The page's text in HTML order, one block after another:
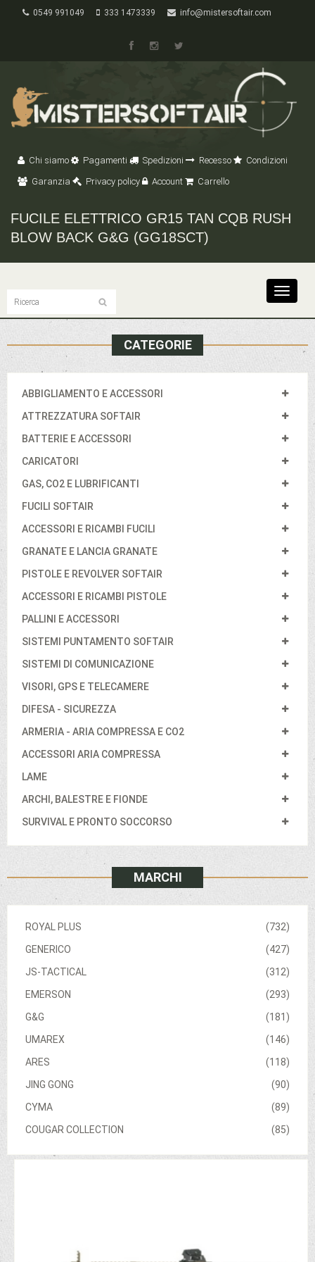
0549 991049 333 1473339 info@mistersoftair.com
Chi siamo Pagamenti Spedizioni Recesso
Condizioni
Garanzia
Privacy policy Account Carrello
FUCILE ELETTRICO GR15 TAN CQB RUSH
BLOW BACK G&G (GG18SCT)
Toggle
CATEGORIE
ABBIGLIAMENTO E ACCESSORI
ATTREZZATURA SOFTAIR
BATTERIE E ACCESSORI
CARICATORI
GAS, CO2 E LUBRIFICANTI
FUCILI SOFTAIR
ACCESSORI E RICAMBI FUCILI
GRANATE E LANCIA GRANATE
PISTOLE E REVOLVER SOFTAIR
ACCESSORI E RICAMBI PISTOLE
PALLINI E ACCESSORI
SISTEMI PUNTAMENTO SOFTAIR
SISTEMI DI COMUNICAZIONE
VISORI, GPS E TELECAMERE
DIFESA - SICUREZZA
ARMERIA - ARIA COMPRESSA E CO2
ACCESSORI ARIA COMPRESSA
LAME
ARCHI, BALESTRE E FIONDE
SURVIVAL E PRONTO SOCCORSO
MARCHI
(732)
ROYAL PLUS
(427)
GENERICO
(312)
JS-TACTICAL
(293)
EMERSON
(181)
G&G
(146)
UMAREX
(118)
ARES
(90)
JING GONG
(89)
CYMA
(85)
COUGAR COLLECTION